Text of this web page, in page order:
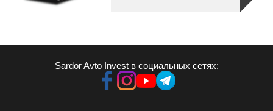
Sardor Avto Invest в социальных сетях: